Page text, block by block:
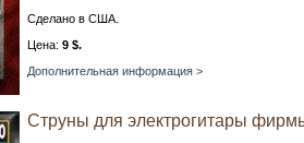
Сделано в США.
Цена: 9 $.
Дополнительная информация >
Струны для электрогитары